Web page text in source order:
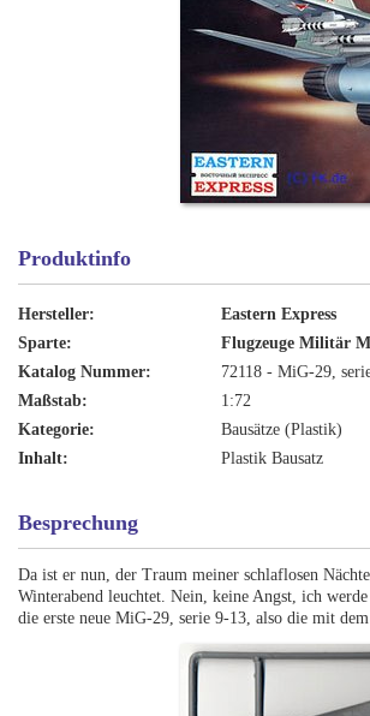
Produktinfo
Hersteller:
Eastern Express
Sparte:
Flugzeuge Militär
Katalog Nummer:
72118 - MiG-29,
Maßstab:
1:72
Kategorie:
Bausätze (Plastik)
Inhalt:
Plastik Bausatz
Besprechung
Da ist er nun, der Traum meiner schlaflosen
Winterabend leuchtet. Nein, keine Angst, ich
die erste neue MiG-29, serie 9-13, also die mit dem